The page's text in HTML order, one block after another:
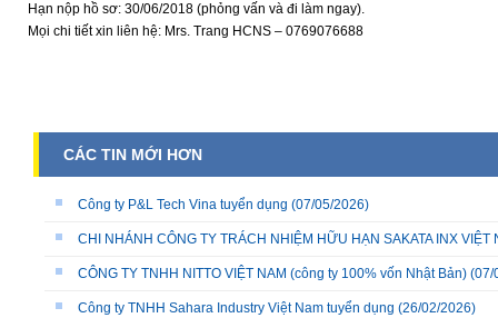
Hạn nộp hồ sơ: 30/06/2018 (phỏng vấn và đi làm ngay).
Mọi chi tiết xin liên hệ: Mrs. Trang HCNS – 0769076688
CÁC TIN MỚI HƠN
Công ty P&L Tech Vina tuyển dụng (07/05/2026)
CHI NHÁNH CÔNG TY TRÁCH NHIỆM HỮU HẠN SAKATA INX
CÔNG TY TNHH NITTO VIỆT NAM (công ty 100% vốn Nhật Bản) (07/
Công ty TNHH Sahara Industry Việt Nam tuyển dụng (26/02/2026)